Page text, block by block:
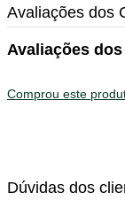
Avaliações dos
Avaliações
Comprou este
Dúvidas dos